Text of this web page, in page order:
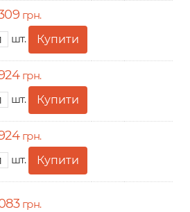
грн.
шт.
грн.
шт.
грн.
шт.
грн.